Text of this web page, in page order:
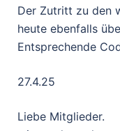
Der Zutritt zu den
heute ebenfalls
Entsprechende
27.4.25
Liebe Mitglieder.